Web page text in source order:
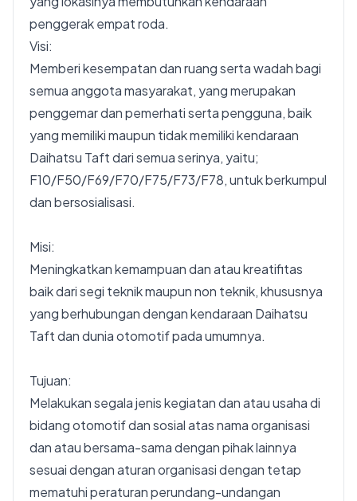
penggerak empat roda.
Visi:
Memberi kesempatan dan ruang serta wadah bagi
semua anggota masyarakat, yang merupakan
penggemar dan pemerhati serta pengguna, baik
yang memiliki maupun tidak memiliki kendaraan
Daihatsu Taft dari semua serinya, yaitu;
F10/F50/F69/F70/F75/F73/F78, untuk berkumpul
dan bersosialisasi.
Misi:
Meningkatkan kemampuan dan atau kreatifitas
baik dari segi teknik maupun non teknik, khususnya
yang berhubungan dengan kendaraan Daihatsu
Taft dan dunia otomotif pada umumnya.
Tujuan:
Melakukan segala jenis kegiatan dan atau usaha di
bidang otomotif dan sosial atas nama organisasi
dan atau bersama-sama dengan pihak lainnya
sesuai dengan aturan organisasi dengan tetap
mematuhi peraturan perundang-undangan